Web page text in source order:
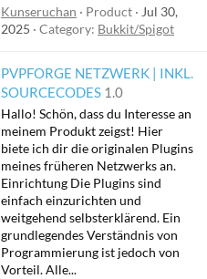
Kunseruchan
Product
Jul 30,
2025
Category: Bukkit/Spigot
PVPFORGE NETZWERK | INKL.
SOURCECODES 1.0
Hallo! Schön, dass du Interesse an
meinem Produkt zeigst! Hier
biete ich dir die originalen Plugins
meines früheren Netzwerks an.
Einrichtung Die Plugins sind
einfach einzurichten und
weitgehend selbsterklärend. Ein
grundlegendes Verständnis von
Programmierung ist jedoch von
Vorteil. Alle...